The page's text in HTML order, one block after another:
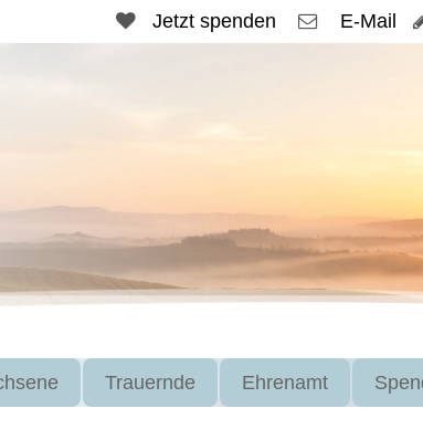
Jetzt spenden E-Mail
Trauernde Ehrenamt